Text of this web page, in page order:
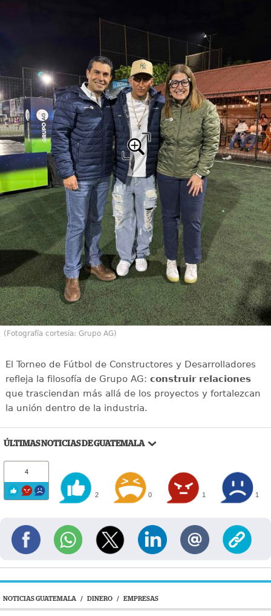
(Fotografía cortesía: Grupo AG)
El Torneo de Fútbol de Constructores y Desarrolladores
refleja la filosofía de Grupo AG: construir relaciones
que trasciendan más allá de los proyectos y fortalezcan
la unión dentro de la industria.
ÚLTIMAS NOTICIAS DE GUATEMALA
4
2 0 1 1
NOTICIAS GUATEMALA / DINERO / EMPRESAS